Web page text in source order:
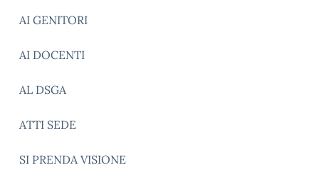
AI GENITORI
AI DOCENTI
AL DSGA
ATTI SEDE
SI PRENDA VISIONE